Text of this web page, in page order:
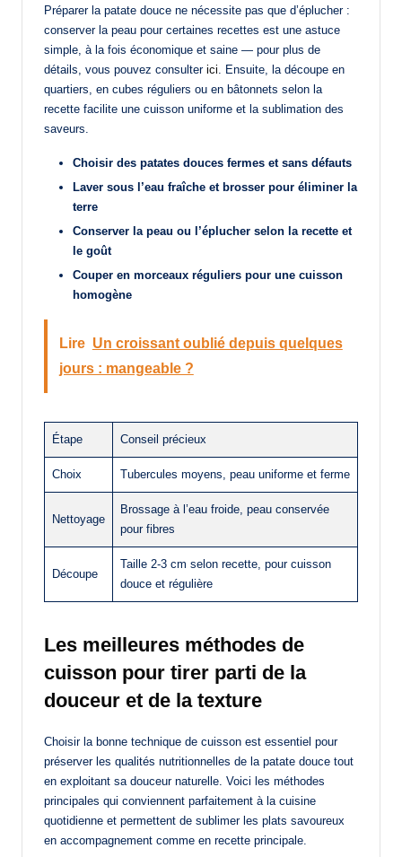
Préparer la patate douce ne nécessite pas que d’éplucher :
conserver la peau pour certaines recettes est une astuce
simple, à la fois économique et saine — pour plus de
détails, vous pouvez consulter ici. Ensuite, la découpe en
quartiers, en cubes réguliers ou en bâtonnets selon la
recette facilite une cuisson uniforme et la sublimation des
saveurs.
Choisir des patates douces fermes et sans défauts
Laver sous l’eau fraîche et brosser pour éliminer la
terre
Conserver la peau ou l’éplucher selon la recette et
le goût
Couper en morceaux réguliers pour une cuisson
homogène
Lire Un croissant oublié depuis quelques
jours : mangeable ?
Étape Conseil précieux
Choix Tubercules moyens, peau uniforme et ferme
Nettoyage
Brossage à l’eau froide, peau conservée
pour fibres
Découpe
Taille 2-3 cm selon recette, pour cuisson
douce et régulière
Les meilleures méthodes de
cuisson pour tirer parti de la
douceur et de la texture
Choisir la bonne technique de cuisson est essentiel pour
préserver les qualités nutritionnelles de la patate douce tout
en exploitant sa douceur naturelle. Voici les méthodes
principales qui conviennent parfaitement à la cuisine
quotidienne et permettent de sublimer les plats savoureux
en accompagnement comme en recette principale.